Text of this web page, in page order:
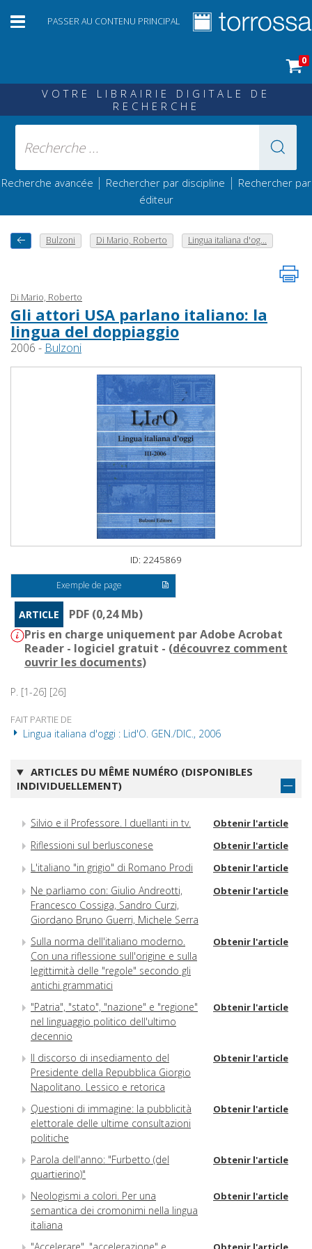
PASSER AU CONTENU PRINCIPAL
0
VOTRE LIBRAIRIE DIGITALE DE
RECHERCHE
Recherche avancée | Rechercher par discipline | Rechercher par
éditeur
Bulzoni Di Mario, Roberto Lingua italiana d'og...
Di Mario, Roberto
Gli attori USA parlano italiano: la
lingua del doppiaggio
2006 - Bulzoni
ID: 2245869
Exemple de page
ARTICLE
PDF (0,24 Mb)
Pris en charge uniquement par Adobe Acrobat
Reader - logiciel gratuit - (découvrez comment
ouvrir les documents)
P. [1-26] [26]
FAIT PARTIE DE
Lingua italiana d'oggi : Lid'O. GEN./DIC., 2006
ARTICLES DU MÊME NUMÉRO (DISPONIBLES
INDIVIDUELLEMENT)
Silvio e il Professore. I duellanti in tv. Obtenir l'article
Riflessioni sul berlusconese Obtenir l'article
L'italiano "in grigio" di Romano Prodi Obtenir l'article
Ne parliamo con: Giulio Andreotti,
Francesco Cossiga, Sandro Curzi,
Giordano Bruno Guerri, Michele Serra
Obtenir l'article
Sulla norma dell'italiano moderno.
Con una riflessione sull'origine e sulla
legittimità delle "regole" secondo gli
antichi grammatici
Obtenir l'article
"Patria", "stato", "nazione" e "regione"
nel linguaggio politico dell'ultimo
decennio
Obtenir l'article
Il discorso di insediamento del
Presidente della Repubblica Giorgio
Napolitano. Lessico e retorica
Obtenir l'article
Questioni di immagine: la pubblicità
elettorale delle ultime consultazioni
politiche
Obtenir l'article
Parola dell'anno: "Furbetto (del
quartierino)"
Obtenir l'article
Neologismi a colori. Per una
semantica dei cromonimi nella lingua
italiana
Obtenir l'article
"Accelerare", "accelerazione" e